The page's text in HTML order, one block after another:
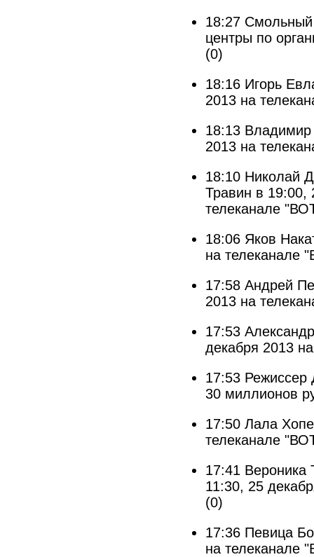
18:27 Смольный
центры по
(0)
18:16 Игорь
2013 на
18:13 Владимир
2013 на
18:10 Николай
Травин в 19:00,
телеканале
18:06 Яков
на телеканале
17:58 Андрей
2013 на
17:53
декабря 2013
17:53 Режиссер
30 миллионов
17:50 Лала
телеканале
17:41 Вероника
11:30, 25
(0)
17:36 Певица
на телеканале